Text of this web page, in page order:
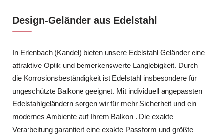
Design-Geländer aus Edelstahl
In Erlenbach (Kandel) bieten unsere Edelstahl Geländer eine
attraktive Optik und bemerkenswerte Langlebigkeit. Durch
die Korrosionsbeständigkeit ist Edelstahl insbesondere für
ungeschützte Balkone geeignet. Mit individuell angepassten
Edelstahlgeländern sorgen wir für mehr Sicherheit und ein
modernes Ambiente auf Ihrem Balkon . Die exakte
Verarbeitung garantiert eine exakte Passform und größte